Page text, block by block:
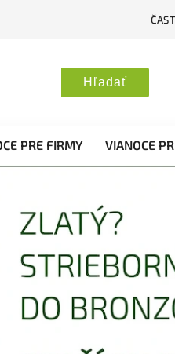
Hľadať
PRE FIRMY VIANOCE